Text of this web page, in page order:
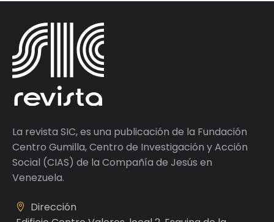
La revista SIC, es una publicación de la Fundación
Centro Gumilla, Centro de Investigación y Acción
Social (CIAS) de la Compañía de Jesús en
Venezuela.
Dirección